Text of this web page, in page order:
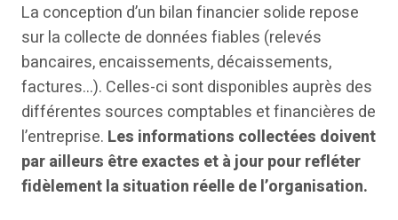
La conception d’un bilan financier solide repose
sur la collecte de données fiables (relevés
bancaires, encaissements, décaissements,
factures…). Celles-ci sont disponibles auprès des
différentes sources comptables et financières de
l’entreprise. Les informations collectées doivent
par ailleurs être exactes et à jour pour refléter
fidèlement la situation réelle de l’organisation.